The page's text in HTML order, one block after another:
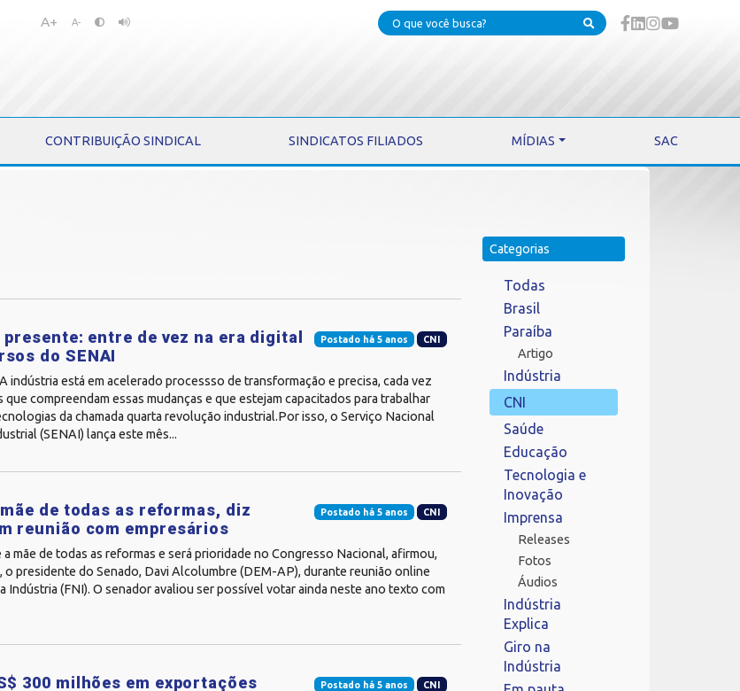
Pular
Pular
A+ A-
CONTRIBUIÇÃO SINDICAL SINDICATOS FILIADOS MÍDIAS SAC
Postado há 5 anos CNI
entre de vez na era digital
do SENAI
indústria está em acelerado processso de transformação e precisa, cada vez
compreendam essas mudanças e que estejam capacitados para trabalhar
da chamada quarta revolução industrial.Por isso, o Serviço Nacional
(SENAI) lança este mês...
Postado há 5 anos CNI
de todas as reformas, diz
reunião com empresários
mãe de todas as reformas e será prioridade no Congresso Nacional, afirmou,
o presidente do Senado, Davi Alcolumbre (DEM-AP), durante reunião online
Indústria (FNI). O senador avaliou ser possível votar ainda neste ano texto com
Postado há 5 anos CNI
300 milhões em exportações
Categorias
Todas
Brasil
Paraíba
Artigo
Indústria
CNI
Saúde
Educação
Tecnologia e
Inovação
Imprensa
Releases
Fotos
Áudios
Indústria
Explica
Giro na
Indústria